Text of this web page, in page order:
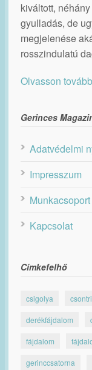
kiváltott,
gyulladás, de
megjelenése
rosszindulatú
Olvasson tovább
Gerinces
Adatvédelmi
Impresszum
Munkacsoport
Kapcsolat
Címkefelhő
csigolya
derékfájdalom
fájdalom
gerinccsatorna